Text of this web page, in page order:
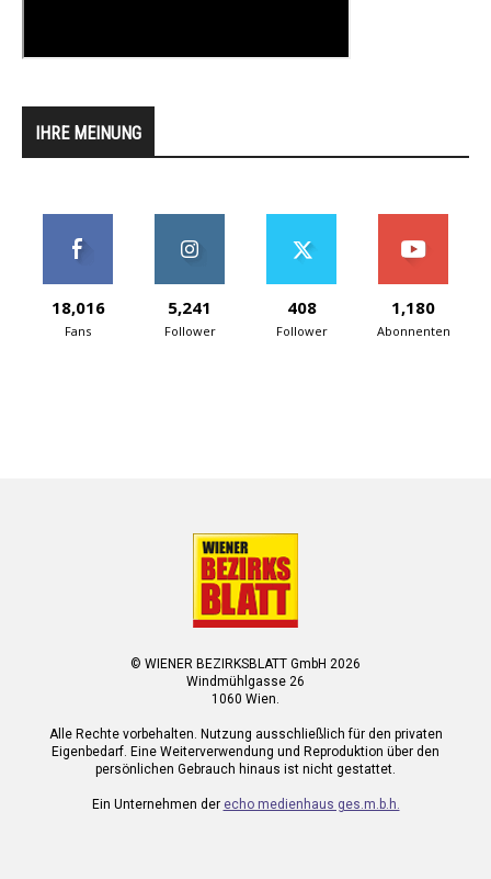
IHRE MEINUNG
18,016
Fans
5,241
Follower
408
Follower
1,180
Abonnenten
© WIENER BEZIRKSBLATT GmbH 2026
Windmühlgasse 26
1060 Wien.
Alle Rechte vorbehalten. Nutzung ausschließlich für den privaten
Eigenbedarf. Eine Weiterverwendung und Reproduktion über den
persönlichen Gebrauch hinaus ist nicht gestattet.
Ein Unternehmen der echo medienhaus ges.m.b.h.